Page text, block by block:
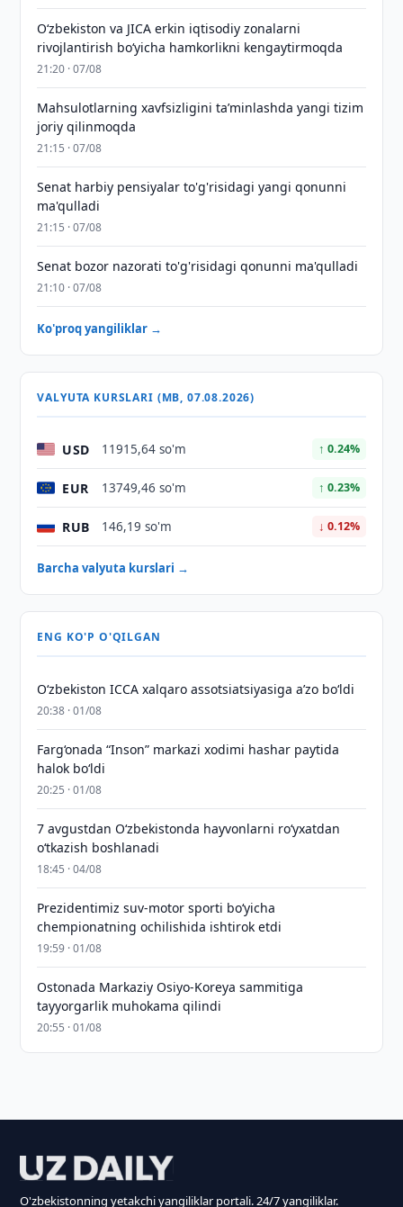
Oʻzbekiston va JICA erkin iqtisodiy zonalarni
rivojlantirish boʻyicha hamkorlikni kengaytirmoqda
21:20 · 07/08
Mahsulotlarning xavfsizligini taʼminlashda yangi tizim
joriy qilinmoqda
21:15 · 07/08
Senat harbiy pensiyalar to'g'risidagi yangi qonunni
ma'qulladi
21:15 · 07/08
Senat bozor nazorati to'g'risidagi qonunni ma'qulladi
21:10 · 07/08
Ko'proq yangiliklar →
VALYUTA KURSLARI (MB, 07.08.2026)
USD 11915,64 so'm ↑ 0.24%
EUR 13749,46 so'm ↑ 0.23%
RUB 146,19 so'm ↓ 0.12%
Barcha valyuta kurslari →
ENG KO'P O'QILGAN
O‘zbekiston ICCA xalqaro assotsiatsiyasiga aʼzo bo‘ldi
20:38 · 01/08
Farg‘onada “Inson” markazi xodimi hashar paytida
halok bo‘ldi
20:25 · 01/08
7 avgustdan O‘zbekistonda hayvonlarni ro‘yxatdan
o‘tkazish boshlanadi
18:45 · 04/08
Prezidentimiz suv-motor sporti bo‘yicha
chempionatning ochilishida ishtirok etdi
19:59 · 01/08
Ostonada Markaziy Osiyo-Koreya sammitiga
tayyorgarlik muhokama qilindi
20:55 · 01/08
O'zbekistonning yetakchi yangiliklar portali. 24/7 yangiliklar.